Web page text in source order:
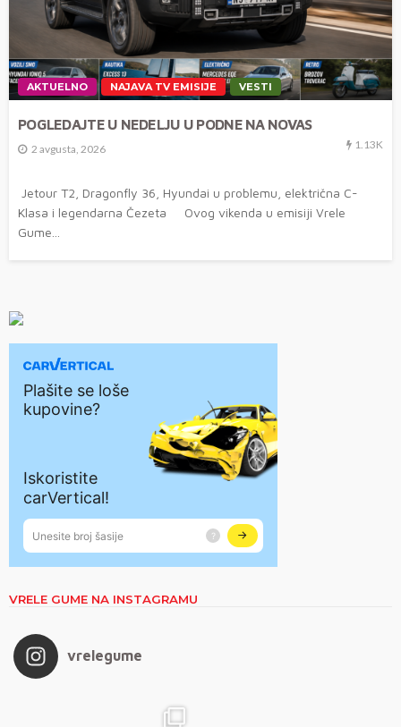
AKTUELNO NAJAVA TV EMISIJE VESTI
POGLEDAJTE U NEDELJU U PODNE NA NOVAS
2 avgusta, 2026 1.13K
Jetour T2, Dragonfly 36, Hyundai u problemu, električna C-
Klasa i legendarna Čezeta Ovog vikenda u emisiji Vrele
Gume...
VRELE GUME NA INSTAGRAMU
vrelegume